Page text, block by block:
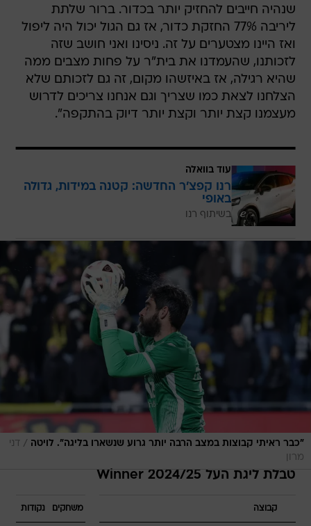
שנהיה חייבים להחזיק יותר בכדור. ברור שלתת
ליריבה 77% החזקת כדור, אז גם הגול יכול היה ליפול
ואז היינו מצטערים על זה. ניסינו ואני חושב שזה
לזכותנו, שהעמדנו את בית"ר על פחות מצבים ממה
שהיא רגילה, אז באיזשהו מקום, זה גם לזכותם שלא
הצלחנו לצאת כמו שצריך וגם אנחנו צריכים לדרוש
מעצמנו קצת יותר וקצת יותר דיוק בהתקפה".
עוד בוואלה
רנו קפצ'ר החדשה: קטנה במידות, גדולה
באופי
בשיתוף רנו
"כבר ראיתי קבוצות במצב הרבה יותר גרוע שנשארו בליגה". לויטה / דני
מרון
טבלת ליגת העל Winner 2024/25
קבוצה משחקים נקודות